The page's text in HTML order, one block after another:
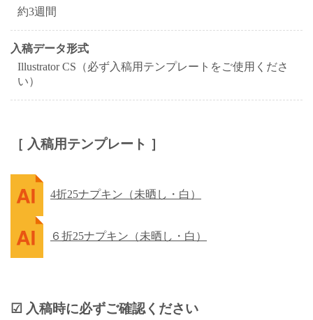
約3週間
入稿データ形式
Illustrator CS（必ず入稿用テンプレートをご使用くださ
い）
［ 入稿用テンプレート ］
4折25ナプキン（未晒し・白）
６折25ナプキン（未晒し・白）
☑ 入稿時に必ずご確認ください